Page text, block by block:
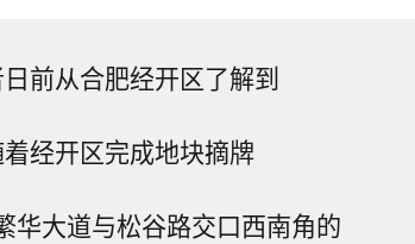
前从合肥经开区了解到
经开区完成地块摘牌
华大道与松谷路交口西南角的